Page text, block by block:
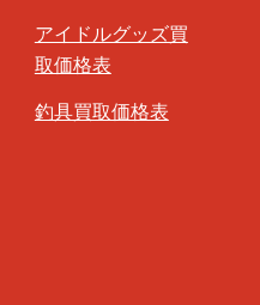
アイドルグッズ買
取価格表
釣具買取価格表